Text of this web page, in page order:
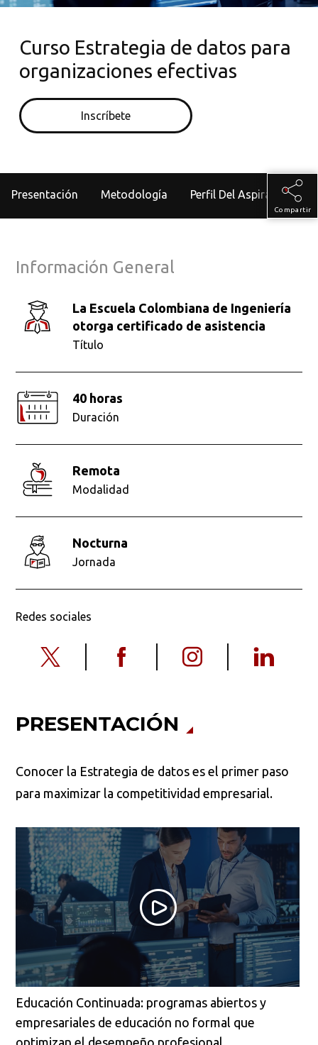
Curso Estrategia de datos para
organizaciones efectivas
Inscríbete
Presentación Metodología Perfil Del Aspirante
Compartir
Información General
La Escuela Colombiana de Ingeniería
otorga certificado de asistencia
Título
40 horas
Duración
remota
Modalidad
nocturna
Jornada
Redes sociales
PRESENTACIÓN
Conocer la Estrategia de datos es el primer paso
para maximizar la competitividad empresarial.
Educación Continuada: programas abiertos y
empresariales de educación no formal que
optimizan el desempeño profesional.